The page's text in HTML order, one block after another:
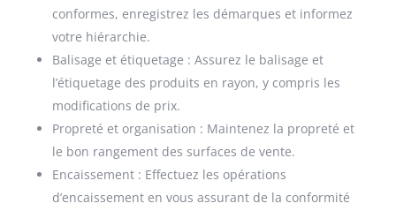
conformes, enregistrez les démarques et informez
votre hiérarchie.
Balisage et étiquetage : Assurez le balisage et
l’étiquetage des produits en rayon, y compris les
modifications de prix.
Propreté et organisation : Maintenez la propreté et
le bon rangement des surfaces de vente.
Encaissement : Effectuez les opérations
d’encaissement en vous assurant de la conformité